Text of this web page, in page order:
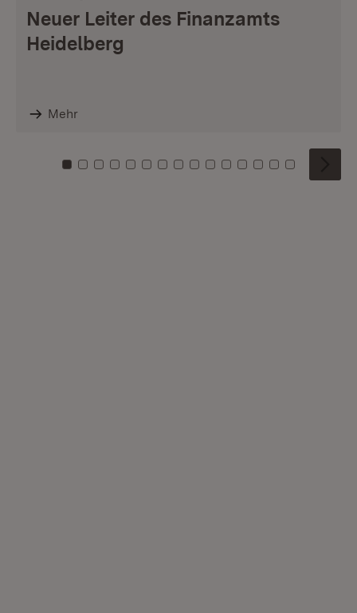
Neuer Leiter des Finanzamts
Heidelberg
Mehr
Zu Kachel: 0
Zu Kachel: 1
Zu Kachel: 2
Zu Kachel: 3
Zu Kachel: 4
Zu Kachel: 5
Zu Kachel: 6
Zu Kachel: 7
Zu Kachel: 8
Zu Kachel: 9
Zu Kachel: 10
Zu Kachel: 11
Zu Kachel: 12
Zu Kachel:
Zu